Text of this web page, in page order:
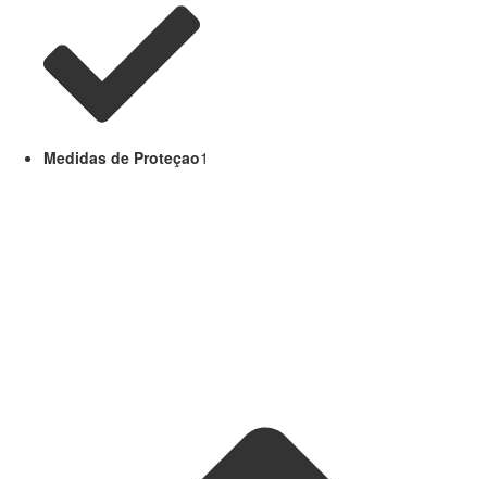
Medidas de Proteçao1